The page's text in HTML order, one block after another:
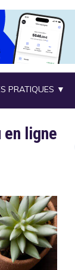
PRATIQUES ▼
en ligne